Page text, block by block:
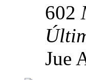
602
Jue